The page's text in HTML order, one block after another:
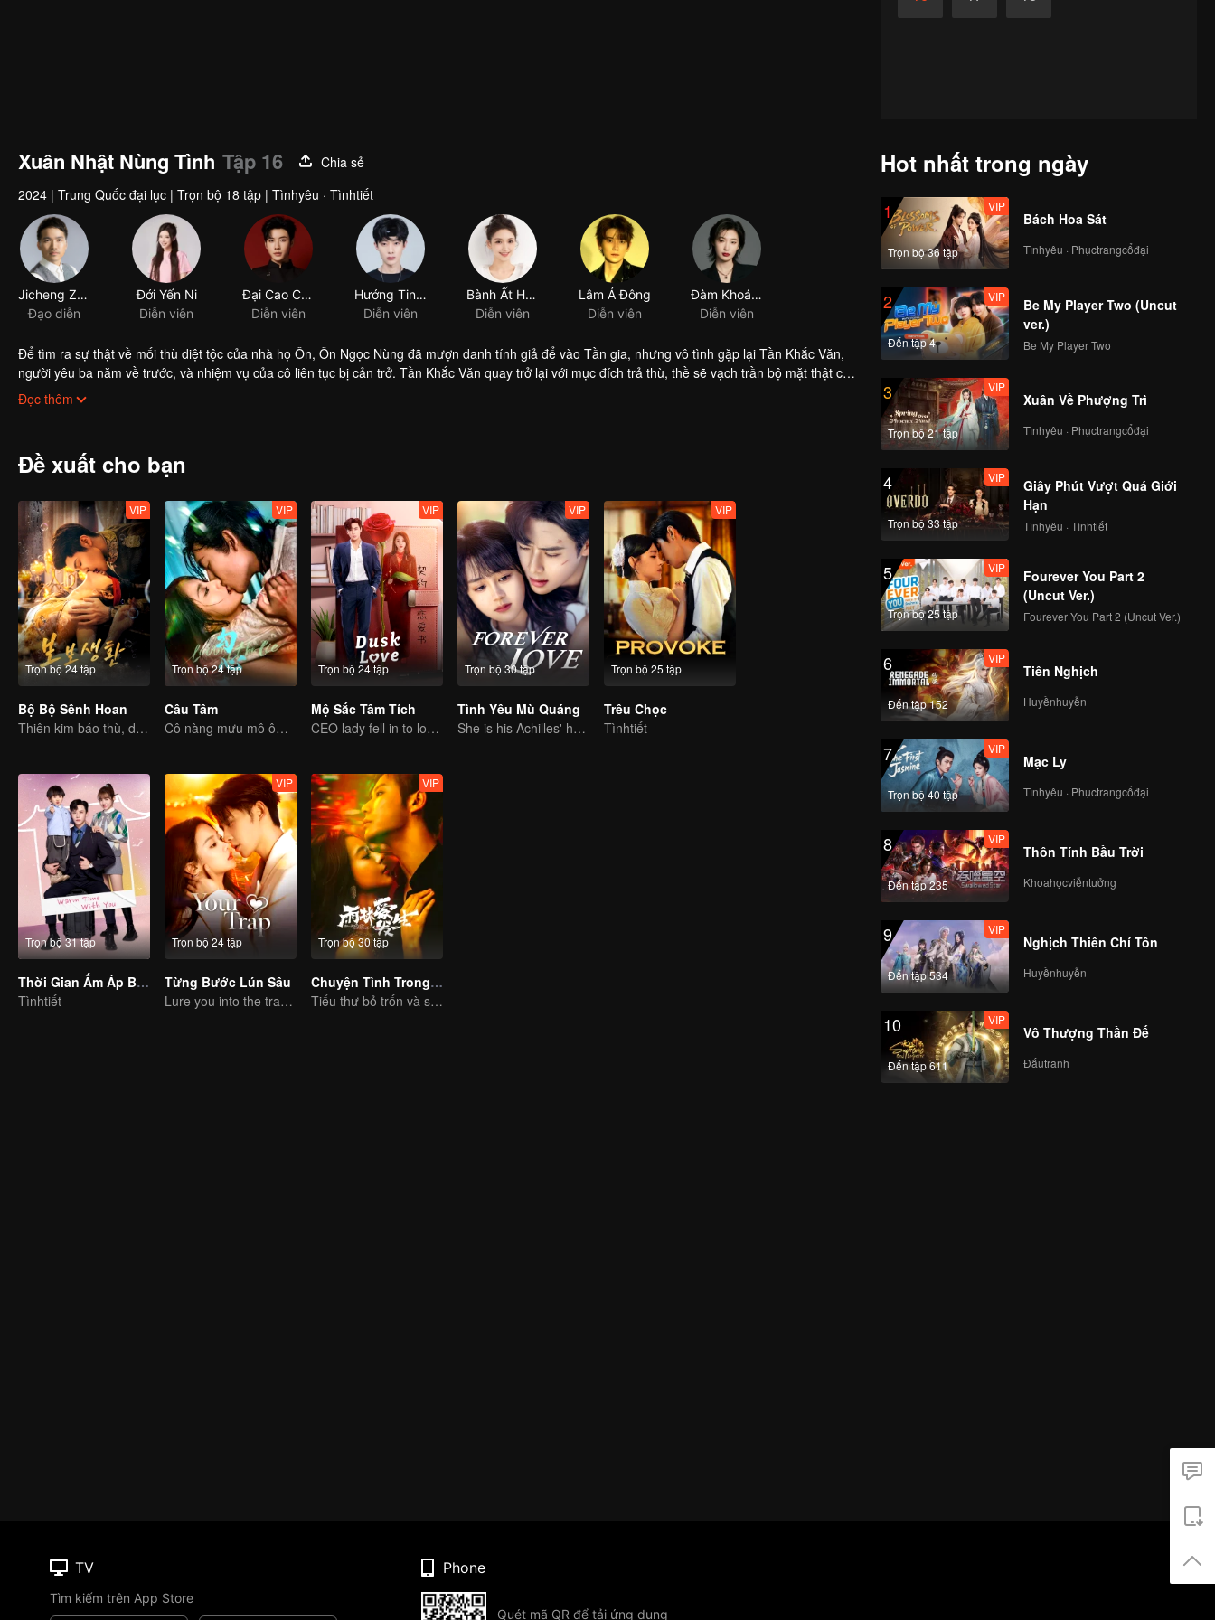
Xuân Nhật Nùng Tình Tập 16
Chia sẻ
2024 | Trung Quốc đại lục | Trọn bộ 18 tập | Tìnhyêu · Tìnhtiết
Để tìm ra sự thật về mối thù diệt tộc của nhà họ Ôn, Ôn Ngọc Nùng đã mượn danh tính giả để vào Tần gia, nhưng vô tình gặp lại Tần Khắc Văn,
người yêu ba năm về trước, và nhiệm vụ của cô liên tục bị cản trở. Tần Khắc Văn quay trở lại với mục đích trả thù, thề sẽ vạch trần bộ mặt thật của
kẻ lừa dối tình cảm là Ôn Ngọc Nùng. Hai người ăn miếng trả miếng, nhưng quanh đi quẩn lại hết lần này đến lần khác, tình cảm của họ ngày càng
bền chặt.
Đọc thêm
Đề xuất cho bạn
Trọn bộ 24 tập
VIP
Bộ Bộ Sênh Hoan
Thiên kim báo thù, dùng hôn nhân làm mồi nhử, gả vào hào môn
Trọn bộ 24 tập
VIP
Câu Tâm
Cô nàng mưu mô ôm hận báo thù phải lòng chàng thiếu gia bất hảo
Trọn bộ 24 tập
VIP
Mộ Sắc Tâm Tích
CEO lady fell in to love contract
Trọn bộ 30 tập
VIP
Tình Yêu Mù Quáng
She is his Achilles' heel and his armor
Trọn bộ 25 tập
VIP
Trêu Chọc
Tìnhtiết
Trọn bộ 31 tập
Thời Gian Ấm Áp Bên Em
Tìnhtiết
Trọn bộ 24 tập
VIP
Từng Bước Lún Sâu
Lure you into the trap with love as bait
Trọn bộ 30 tập
VIP
Chuyện Tình Trong Rừng Mưa
Tiểu thư bỏ trốn và sát thủ lỗ mãng cứu lấy nhau
Hot nhất trong ngày
1
Trọn bộ 36 tập
VIP
Bách Hoa Sát
Tìnhyêu · Phụctrangcổđại
2
Đến tập 4
VIP
Be My Player Two (Uncut
ver.)
Be My Player Two
3
Trọn bộ 21 tập
VIP
Xuân Về Phượng Trì
Tìnhyêu · Phụctrangcổđại
4
Trọn bộ 33 tập
VIP
Giây Phút Vượt Quá Giới
Hạn
Tìnhyêu · Tìnhtiết
5
Trọn bộ 25 tập
VIP
Fourever You Part 2
(Uncut Ver.)
Fourever You Part 2 (Uncut Ver.)
6
Đến tập 152
VIP
Tiên Nghịch
Huyềnhuyễn
7
Trọn bộ 40 tập
VIP
Mạc Ly
Tìnhyêu · Phụctrangcổđại
8
Đến tập 235
VIP
Thôn Tính Bầu Trời
Khoahọcviễntưởng
9
Đến tập 534
VIP
Nghịch Thiên Chí Tôn
Huyềnhuyễn
10
Đến tập 611
VIP
Vô Thượng Thần Đế
Đấutranh
TV
Tìm kiếm trên App Store
Phone
Quét mã QR để tải ứng dụng